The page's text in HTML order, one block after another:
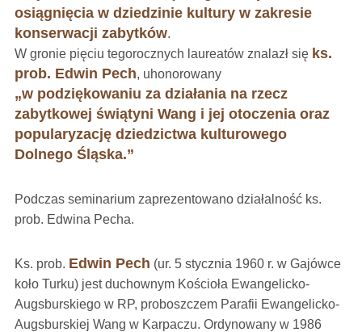
osiągnięcia w dziedzinie kultury w zakresie
konserwacji zabytków.
W gronie pięciu tegorocznych laureatów znalazł się ks.
prob. Edwin Pech, uhonorowany
„w podziękowaniu za działania na rzecz
zabytkowej świątyni Wang i jej otoczenia oraz
popularyzację dziedzictwa kulturowego
Dolnego Śląska.”
Podczas seminarium zaprezentowano działalność ks.
prob. Edwina Pecha.
Ks. prob. Edwin Pech (ur. 5 stycznia 1960 r. w Gajówce
koło Turku) jest duchownym Kościoła Ewangelicko-
Augsburskiego w RP, proboszczem Parafii Ewangelicko-
Augsburskiej Wang w Karpaczu. Ordynowany w 1986